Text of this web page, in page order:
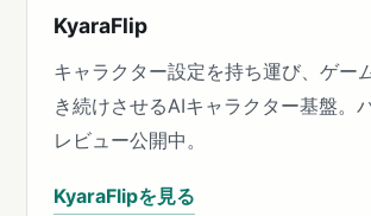
KyaraFlip
キャラクター設定を持ち運び、ゲー
き続けさせるAIキャラクター基盤。
レビュー公開中。
KyaraFlipを見る